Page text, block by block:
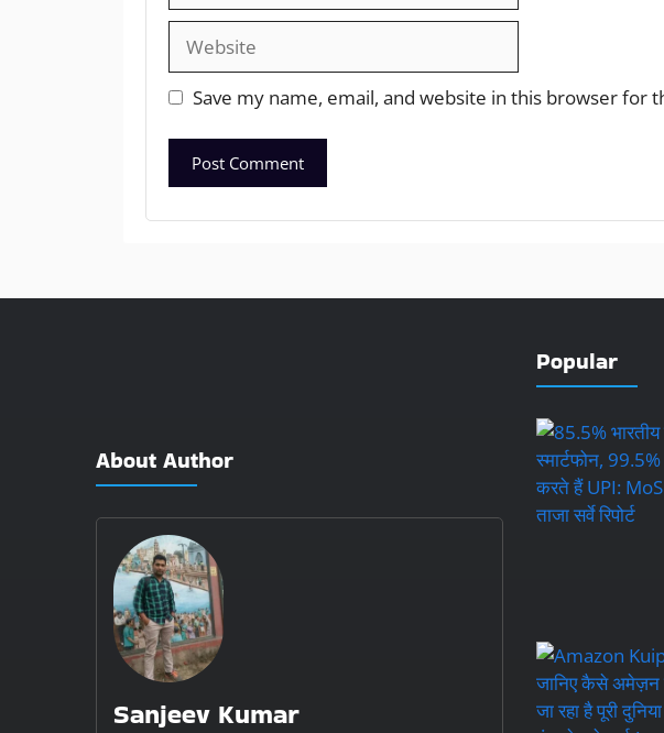
Save my name, email, and website in this browser for
About Author
Sanjeev Kumar
Popular